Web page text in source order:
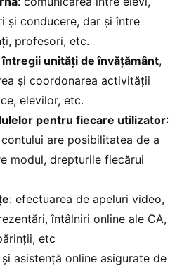
și conducere, dar și între
profesori, etc.
unități de învățământ,
și coordonarea activității
elevilor, etc.
pentru fiecare utilizator:
are posibilitatea de a
modul, drepturile fiecărui
: efectuarea de apeluri video,
întâlniri online ale CA,
etc
și asistență online asigurate de